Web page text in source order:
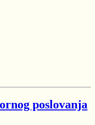
poslovanja